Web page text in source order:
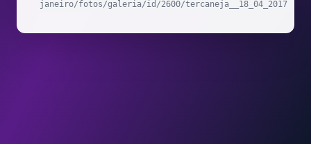
janeiro/fotos/galeria/id/2600/tercaneja__18_04_2017